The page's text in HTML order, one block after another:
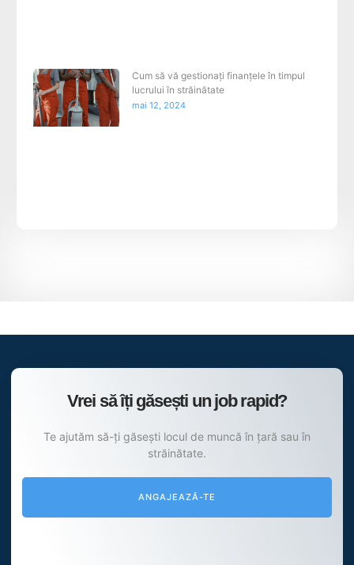
Cum să vă gestionați finanțele în timpul
lucrului în străinătate
mai 12, 2024
Vrei să îți găsești un job rapid?
Te ajutăm să-ți găsești locul de muncă în țară sau în
străinătate.
ANGAJEAZĂ-TE